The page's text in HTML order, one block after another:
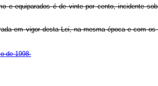
equiparados é de vinte por cento, incidente
em vigor desta Lei, na mesma época e com
de 1998.